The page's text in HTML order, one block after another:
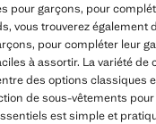
pour garçons, pour
vous trouverez également
pour compléter leur
à assortir. La variété de
des options classiques
de sous-vêtements
est simple et